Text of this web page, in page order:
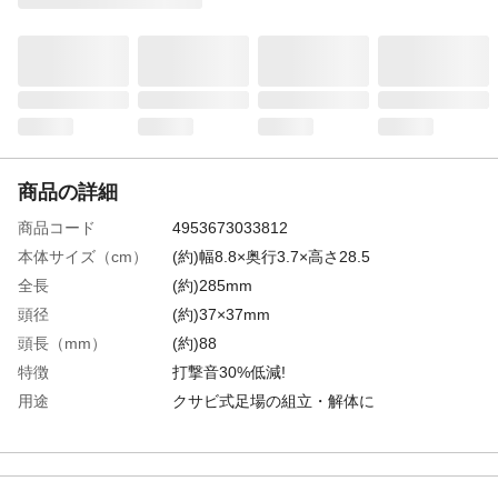
商品の詳細
商品コード
4953673033812
本体サイズ（cm）
(約)幅8.8×奥行3.7×高さ28.5
全長
(約)285mm
頭径
(約)37×37mm
頭長（mm）
(約)88
特徴
打撃音30%低減!
用途
クサビ式足場の組立・解体に
商品仕様
折れにくく曲がりにくいハイテンションス